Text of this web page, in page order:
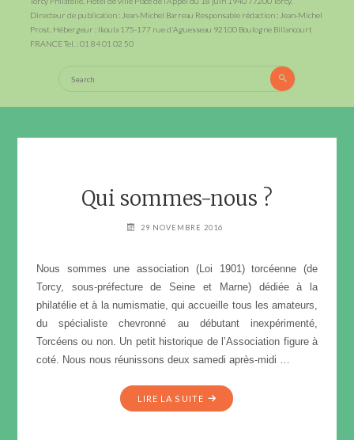
Directeur de publication : Jean-Michel Barreau Responsable rédaction : Jean-Michel
Prost. Hébergeur : Ikoula 175-177 rue d'Aguesseau 92100 Boulogne Billancourt
FRANCE Tel. : 01 84 01 02 50
Search
Qui sommes-nous ?
29 NOVEMBRE 2016
Nous sommes une association (Loi 1901) torcéenne (de
Torcy, sous-préfecture de Seine et Marne) dédiée à la
philatélie et à la numismatie, qui accueille tous les amateurs,
du spécialiste chevronné au débutant inexpérimenté,
Torcéens ou non. Un petit historique de l’Association figure à
coté. Nous nous réunissons deux samedi après-midi …
LIRE LA SUITE"QUI
SOMMES-